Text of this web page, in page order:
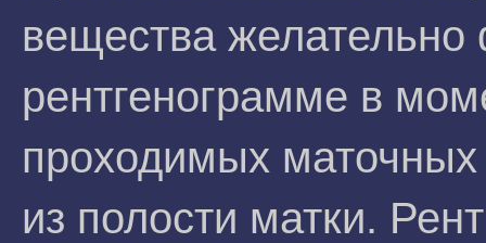
вещества желательно
рентгенограмме в
проходимых маточных
из полости матки.